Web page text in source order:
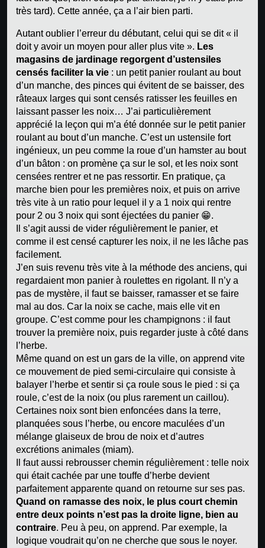
très tard). Cette année, ça a l’air bien parti.
Autant oublier l’erreur du débutant, celui qui se dit « il
doit y avoir un moyen pour aller plus vite ». Les
magasins de jardinage regorgent d’ustensiles
censés faciliter la vie: un petit panier roulant au bout
d’un manche, des pinces qui évitent de se baisser, des
râteaux larges qui sont censés ratisser les feuilles en
laissant passer les noix… J’ai particulièrement
apprécié la leçon qui m’a été donnée sur le petit panier
roulant au bout d’un manche. C’est un ustensile fort
ingénieux, un peu comme la roue d’un hamster au bout
d’un bâton : on promène ça sur le sol, et les noix sont
censées rentrer et ne pas ressortir. En pratique, ça
marche bien pour les premières noix, et puis on arrive
très vite à un ratio pour lequel il y a 1 noix qui rentre
pour 2 ou 3 noix qui sont éjectées du panier 😁.
Il s’agit aussi de vider régulièrement le panier, et
comme il est censé capturer les noix, il ne les lâche pas
facilement.
J’en suis revenu très vite à la méthode des anciens, qui
regardaient mon panier à roulettes en rigolant. Il n’y a
pas de mystère, il faut se baisser, ramasser et se faire
mal au dos. Car la noix se cache, mais elle vit en
groupe. C’est comme pour les champignons : il faut
trouver la première noix, puis regarder juste à côté dans
l’herbe.
Même quand on est un gars de la ville, on apprend vite
ce mouvement de pied semi-circulaire qui consiste à
balayer l’herbe et sentir si ça roule sous le pied : si ça
roule, c’est de la noix (ou plus rarement un caillou).
Certaines noix sont bien enfoncées dans la terre,
planquées sous l’herbe, ou encore maculées d’un
mélange glaiseux de brou de noix et d’autres
excrétions animales (miam).
Il faut aussi rebrousser chemin régulièrement : telle noix
qui était cachée par une touffe d’herbe devient
parfaitement apparente quand on retourne sur ses pas.
Quand on ramasse des noix, le plus court chemin
entre deux points n’est pas la droite ligne, bien au
contraire. Peu à peu, on apprend. Par exemple, la
logique voudrait qu’on ne cherche que sous le noyer.